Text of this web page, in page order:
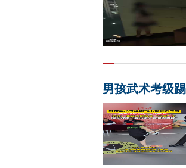
男孩武术考级